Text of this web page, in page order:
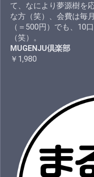
て、なにより夢源樹を
な方（笑）、会費は毎
（＝500円）でも、10
（笑）。
MUGENJU倶楽部
￥1,980